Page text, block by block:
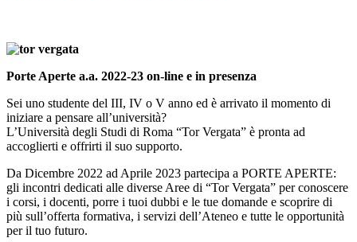
Porte Aperte a.a. 2022-23 on-line e in presenza
Sei uno studente del III, IV o V anno ed è arrivato il momento di
iniziare a pensare all’università?
L’Università degli Studi di Roma “Tor Vergata” è pronta ad
accoglierti e offrirti il suo supporto.
Da Dicembre 2022 ad Aprile 2023 partecipa a PORTE APERTE:
gli incontri dedicati alle diverse Aree di “Tor Vergata” per conoscere
i corsi, i docenti, porre i tuoi dubbi e le tue domande e scoprire di
più sull’offerta formativa, i servizi dell’Ateneo e tutte le opportunità
per il tuo futuro.